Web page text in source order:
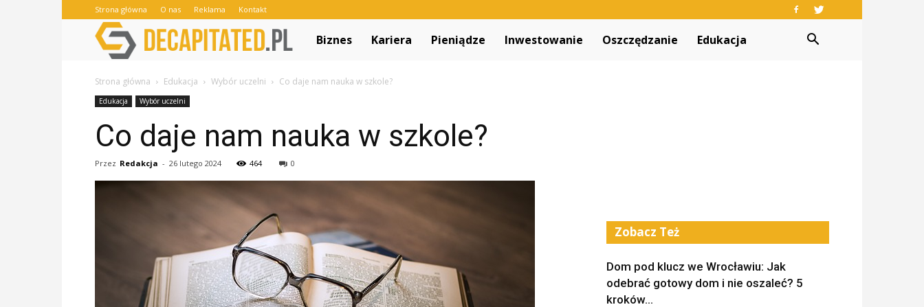
Strona główna O nas Reklama Kontakt
Decapitated.pl
Biznes Kariera Pieniądze Inwestowanie Oszczędzanie Edukacja
Strona główna Edukacja Wybór uczelni Co daje nam nauka w szkole?
Edukacja Wybór uczelni
Co daje nam nauka w szkole?
Przez Redakcja - 26 lutego 2024 464 0
Zobacz Też
Dom pod klucz we Wrocławiu: Jak
odebrać gotowy dom i nie oszaleć? 5
kroków...